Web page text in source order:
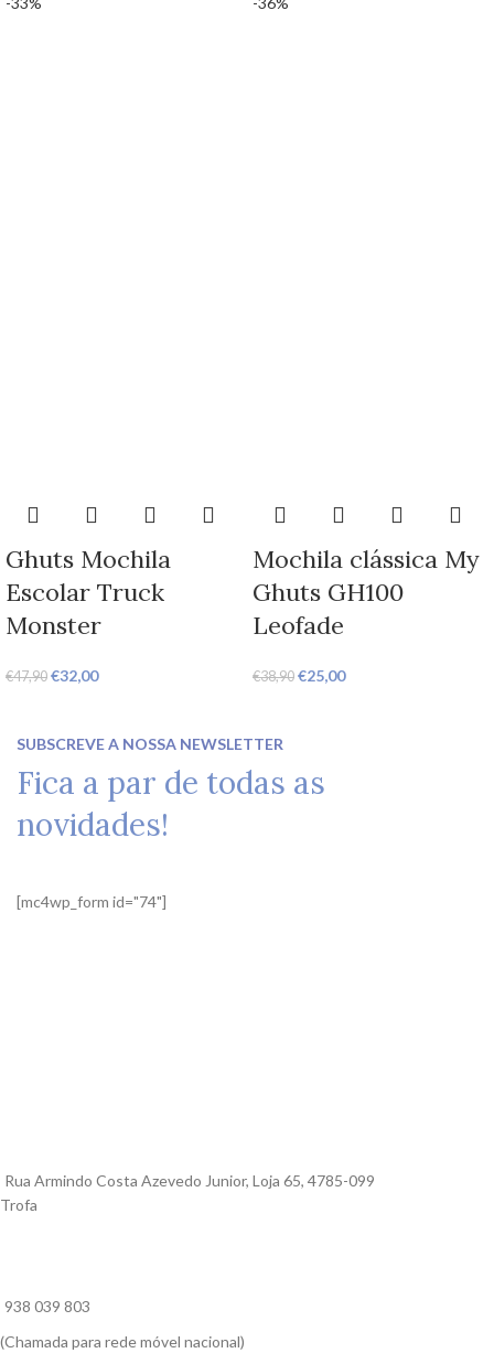
Ghuts Mochila
Escolar Truck
Monster
€47,90 €32,00
Mochila clássica My
Ghuts GH100
Leofade
€38,90 €25,00
SUBSCREVE A NOSSA NEWSLETTER
Fica a par de todas as
novidades!
[mc4wp_form id="74"]
Rua Armindo Costa Azevedo Junior, Loja 65, 4785-099
Trofa
938 039 803
(Chamada para rede móvel nacional)